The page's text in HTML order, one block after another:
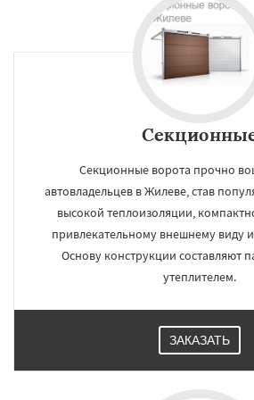
Секционные ворота прочно
автовладельцев в Жилеве, став
высокой теплоизоляции,
привлекательному внешнему виду
Основу конструкции составляют
утеплителем.
ЗАКАЗАТЬ